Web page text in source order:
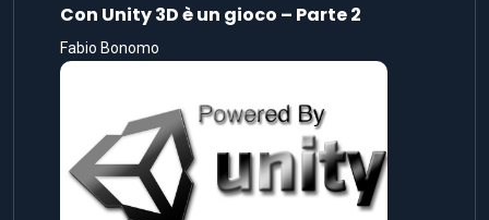
Con Unity 3D è un gioco – Parte 2
Fabio Bonomo